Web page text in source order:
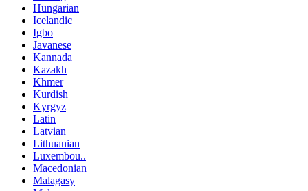
Hungarian
Icelandic
Igbo
Javanese
Kannada
Kazakh
Khmer
Kurdish
Kyrgyz
Latin
Latvian
Lithuanian
Luxembou..
Macedonian
Malagasy